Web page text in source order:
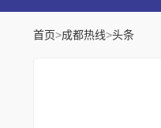
首页>成都热线>头条